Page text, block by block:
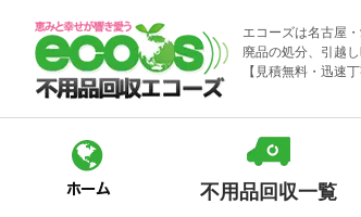
content
エコーズは名古屋
廃品の処分、引越
【見積無料・迅速
不用品回収一覧